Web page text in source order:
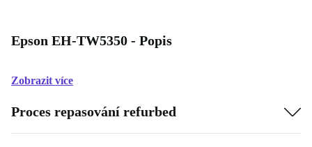
Epson EH-TW5350 - Popis
Zobrazit více
Proces repasování refurbed